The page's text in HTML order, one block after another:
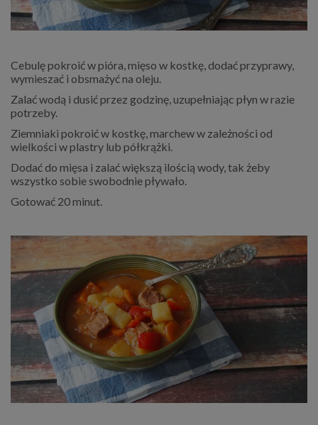
Cebulę pokroić w pióra, mięso w kostkę, dodać przyprawy,
wymieszać i obsmażyć na oleju.
Zalać wodą i dusić przez godzinę, uzupełniając płyn w razie
potrzeby.
Ziemniaki pokroić w kostkę, marchew w zależności od
wielkości w plastry lub półkrążki.
Dodać do mięsa i zalać większą ilością wody, tak żeby
wszystko sobie swobodnie pływało.
Gotować 20 minut.